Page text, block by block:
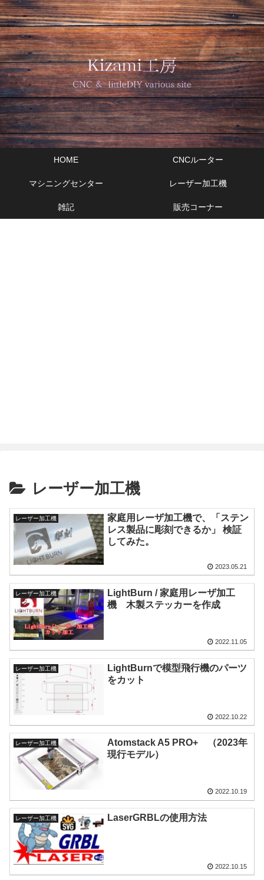
HOME CNCルーター
マシニングセンター レーザー加工機
雑記 販売コーナー
レーザー加工機
レーザー加工機
家庭用レーザ加工機で、「ステン
レス製品に彫刻できるか」 検証
してみた。
2023.05.21
レーザー加工機
LightBurn / 家庭用レーザ加工
機 木製ステッカーを作成
2022.11.05
レーザー加工機
LightBurnで模型飛行機のパーツ
をカット
2022.10.22
レーザー加工機
Atomstack A5 PRO+ （2023年
現行モデル）
2022.10.19
レーザー加工機 LaserGRBLの使用方法
2022.10.15